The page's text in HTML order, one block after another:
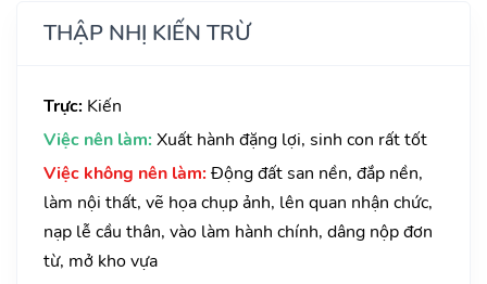
THẬP NHỊ KIẾN TRỪ
Trực: Kiến
Việc nên làm: Xuất hành đặng lợi, sinh con rất tốt
Việc không nên làm: Động đất san nền, đắp nền,
làm nội thất, vẽ họa chụp ảnh, lên quan nhận chức,
nạp lễ cầu thân, vào làm hành chính, dâng nộp đơn
từ, mở kho vựa